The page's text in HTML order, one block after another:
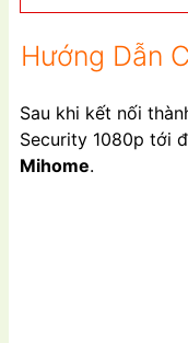
Hướng Dẫn
Sau khi kết nối
Security 1080p tới
Mihome.